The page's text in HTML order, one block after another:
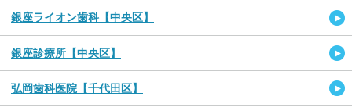
銀座ライオン歯科【中央区】
銀座診療所【中央区】
弘岡歯科医院【千代田区】